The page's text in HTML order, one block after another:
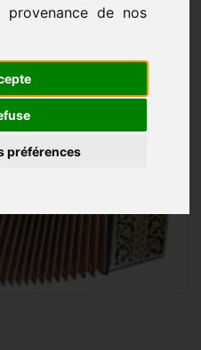
de nos
préférences